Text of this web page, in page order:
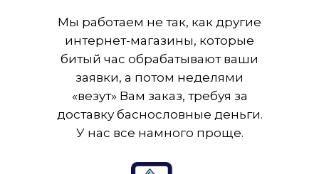
Мы работаем не так, как другие
интернет-магазины, которые
битый час обрабатывают ваши
заявки, а потом неделями
«везут» Вам заказ, требуя за
доставку баснословные деньги.
У нас все намного проще.